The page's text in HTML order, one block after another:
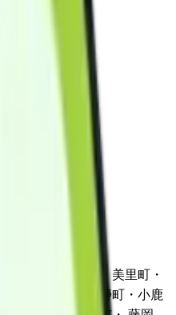
番地1
秩父市・寄居町・美里町・
町・皆野町・長瀞町・小鹿